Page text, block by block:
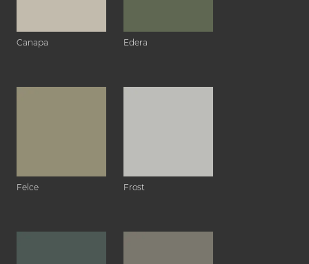
Canapa Edera
Felce Frost